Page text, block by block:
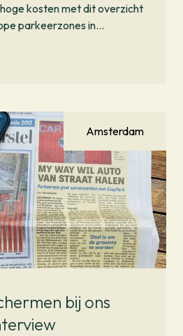
kosten met dit overzicht
parkeerzones in
Amsterdam
bij ons